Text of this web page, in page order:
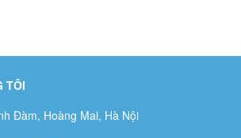
TÔI
Đàm, Hoàng Mai, Hà Nội